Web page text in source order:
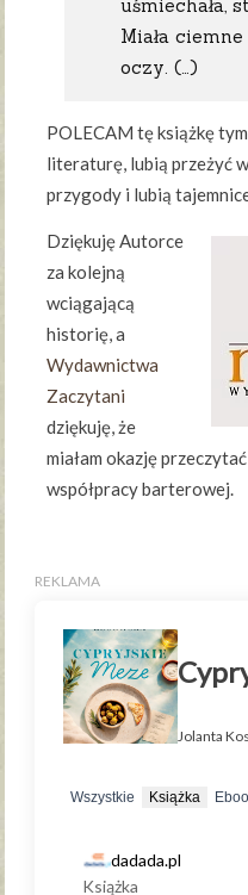
uśmiechała,
Miała
oczy. (…)
POLECAM tę książkę
literaturę, lubią przeżyć
przygody i lubią
Dziękuję Autorce
za kolejną
wciągającą
historię, a
Wydawnictwa
Zaczytani
dziękuję, że
miałam okazję
współpracy barterowej.